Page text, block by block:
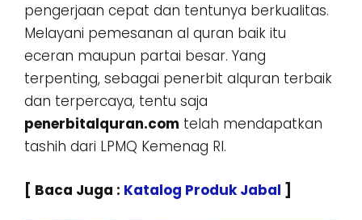
pengerjaan cepat dan tentunya berkualitas.
Melayani pemesanan al quran baik itu
eceran maupun partai besar. Yang
terpenting, sebagai penerbit alquran terbaik
dan terpercaya, tentu saja
penerbitalquran.com telah mendapatkan
tashih dari LPMQ Kemenag RI.
[ Baca Juga : Katalog Produk Jabal ]